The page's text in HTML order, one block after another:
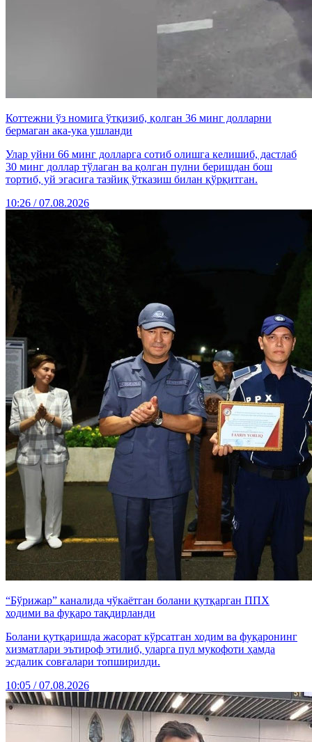
Коттежни ўз номига ўтқизиб, қолган 36 минг долларни
бермаган ака-ука ушланди
Улар уйни 66 минг долларга сотиб олишга келишиб, дастлаб
30 минг доллар тўлаган ва қолган пулни беришдан бош
тортиб, уй эгасига тазйиқ ўтказиш билан қўрқитган.
10:26 / 07.08.2026
“Бўрижар” каналида чўкаётган болани қутқарган ППХ
ходими ва фуқаро тақдирланди
Болани қутқаришда жасорат кўрсатган ходим ва фуқаронинг
хизматлари эътироф этилиб, уларга пул мукофоти ҳамда
эсдалик совғалари топширилди.
10:05 / 07.08.2026